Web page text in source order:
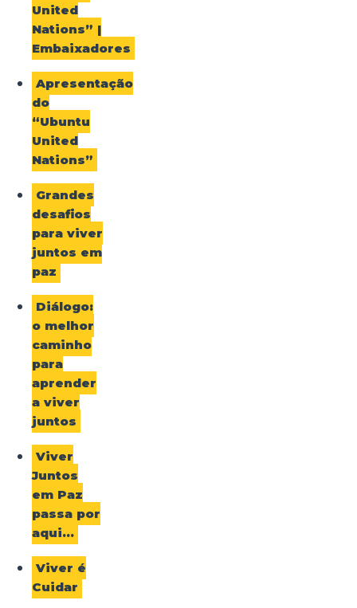
United
Nations” |
Embaixadores
Apresentação
do
“Ubuntu
United
Nations”
Grandes
desafios
para viver
juntos em
paz
Diálogo:
o melhor
caminho
para
aprender
a viver
juntos
Viver
Juntos
em Paz
passa por
aqui…
Viver é
Cuidar